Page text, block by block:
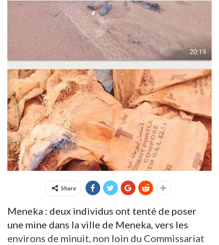
Share
Meneka : deux individus ont tenté de poser
une mine dans la ville de Meneka, vers les
environs de minuit, non loin du Commissariat